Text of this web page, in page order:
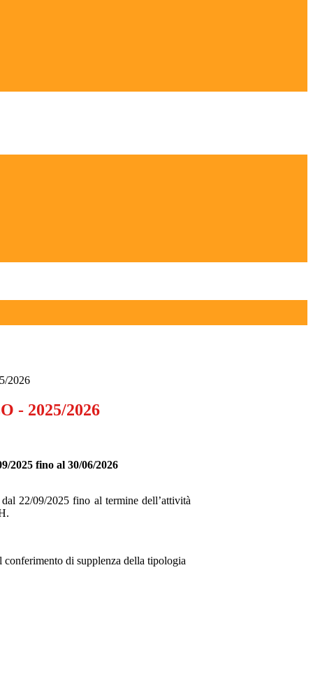
2026
- 2025/2026
2025 fino al 30/06/2026
22/09/2025 fino al termine dell’attività
di supplenza della tipologia